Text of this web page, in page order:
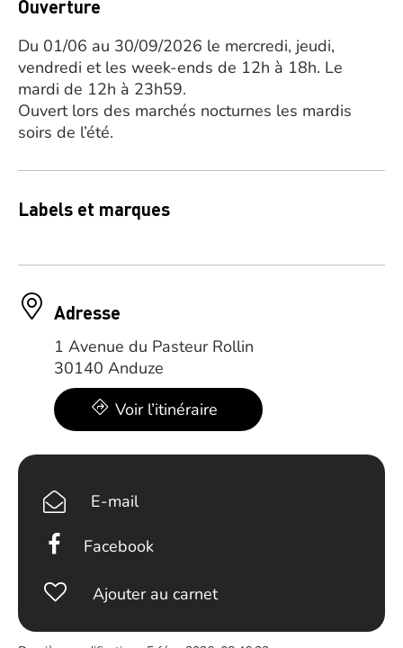
Ouverture
Du 01/06 au 30/09/2026 le mercredi, jeudi,
vendredi et les week-ends de 12h à 18h. Le
mardi de 12h à 23h59.
Ouvert lors des marchés nocturnes les mardis
soirs de l’été.
Labels et marques
Adresse
1 Avenue du Pasteur Rollin
30140 Anduze
Voir l’itinéraire
E-mail
Facebook
Ajouter au carnet